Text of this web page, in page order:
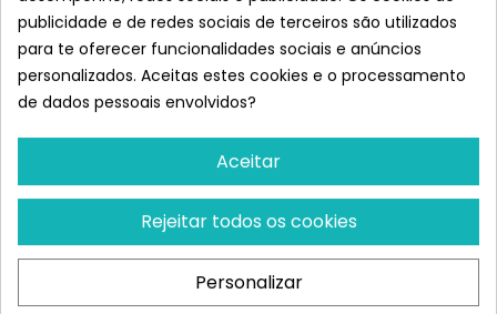
Advance Veterinary Diet
Urinary Sterilised Low...
¡Últimas produtos!
Advance Veterinary Diet
Weight Balance Feline
¡Últimas produtos!
publicidade e de redes sociais de terceiros são utilizados
para te oferecer funcionalidades sociais e anúncios
personalizados. Aceitas estes cookies e o processamento
de dados pessoais envolvidos?
Aceitar
Rejeitar todos os cookies
Personalizar